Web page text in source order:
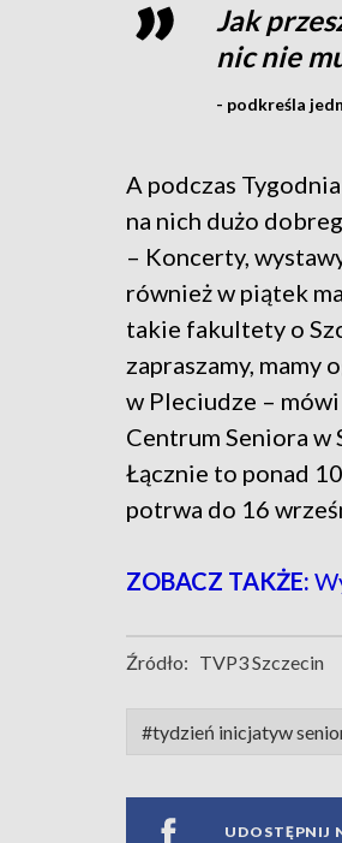
Jak
nic nie
- podkreśla
A podczas
na nich dużo
– Koncerty,
również w piątek
takie fakultety o
zapraszamy, mamy
w Pleciudze –
Centrum Seniora w
Łącznie to ponad
potrwa do 16
ZOBACZ TAKŻE:
Źródło: TVP3 Szczecin
#tydzień inicjatyw
UDOSTĘPNIJ